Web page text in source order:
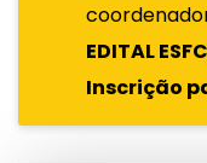
EDITAL
Inscrição